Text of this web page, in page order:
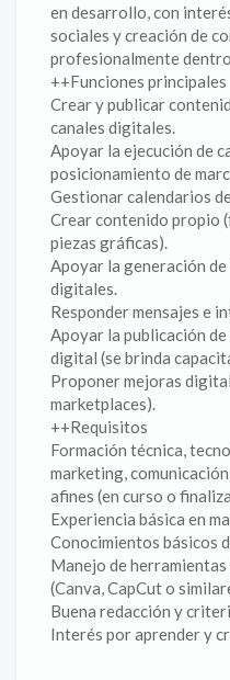
en desarrollo, con
sociales y creación de
profesionalmente
++Funciones principales
Crear y publicar
canales digitales.
Apoyar la ejecución de
posicionamiento de
Gestionar calendarios
Crear contenido propio
piezas gráficas).
Apoyar la generación
digitales.
Responder mensajes e
Apoyar la publicación
digital (se brinda
Proponer mejoras
marketplaces).
++Requisitos
Formación técnica,
marketing,
afines (en curso o
Experiencia básica en
Conocimientos básicos
Manejo de
(Canva, CapCut o
Buena redacción y
Interés por aprender y